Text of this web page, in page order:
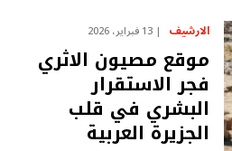
الارشيف 13 فبراير، 2026
موقع مصيون الاثري
فجر الاستقرار
البشري في قلب
الجزيرة العربية